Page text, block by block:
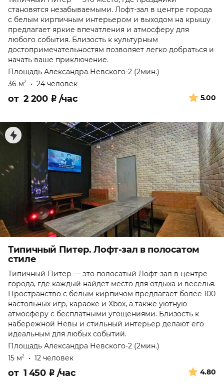
становятся незабываемыми. Лофт-зал в центре города
с белым кирпичным интерьером и выходом на крышу
предлагает яркие впечатления и атмосферу для
любого события. Близость к культурным
достопримечательностям позволяет легко добраться и
начать ваше приключение.
Площадь Александра Невского-2 (2мин.)
36 м2 • 24 человек
5.00
от 2 200 ₽ /час
Типичный Питер. Лофт-зал в полосатом
стиле
Типичный Питер — это полосатый Лофт-зал в центре
города, где каждый найдет место для отдыха и веселья.
Пространство с белым кирпичом предлагает более 100
настольных игр, караоке и Xbox, а также уютную
атмосферу с бесплатными угощениями. Близость к
набережной Невы и стильный интерьер делают его
идеальным для любых событий.
Площадь Александра Невского-2 (2мин.)
15 м2 • 12 человек
4.80
от 1 450 ₽ /час